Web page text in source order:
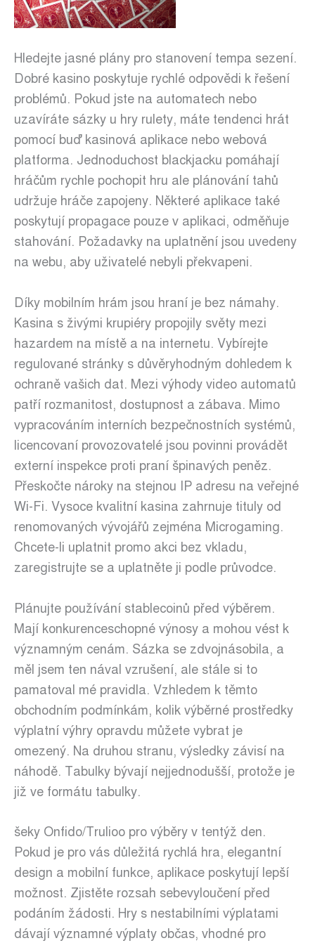
Hledejte jasné plány pro stanovení tempa sezení.
Dobré kasino poskytuje rychlé odpovědi k řešení
problémů. Pokud jste na automatech nebo
uzavíráte sázky u hry rulety, máte tendenci hrát
pomocí buď kasinová aplikace nebo webová
platforma. Jednoduchost blackjacku pomáhají
hráčům rychle pochopit hru ale plánování tahů
udržuje hráče zapojeny. Některé aplikace také
poskytují propagace pouze v aplikaci, odměňuje
stahování. Požadavky na uplatnění jsou uvedeny
na webu, aby uživatelé nebyli překvapeni.
Díky mobilním hrám jsou hraní je bez námahy.
Kasina s živými krupiéry propojily světy mezi
hazardem na místě a na internetu. Vybírejte
regulované stránky s důvěryhodným dohledem k
ochraně vašich dat. Mezi výhody video automatů
patří rozmanitost, dostupnost a zábava. Mimo
vypracováním interních bezpečnostních systémů,
licencovaní provozovatelé jsou povinni provádět
externí inspekce proti praní špinavých peněz.
Přeskočte nároky na stejnou IP adresu na veřejné
Wi-Fi. Vysoce kvalitní kasina zahrnuje tituly od
renomovaných vývojářů zejména Microgaming.
Chcete-li uplatnit promo akci bez vkladu,
zaregistrujte se a uplatněte ji podle průvodce.
Plánujte používání stablecoinů před výběrem.
Mají konkurenceschopné výnosy a mohou vést k
významným cenám. Sázka se zdvojnásobila, a
měl jsem ten nával vzrušení, ale stále si to
pamatoval mé pravidla. Vzhledem k těmto
obchodním podmínkám, kolik výběrné prostředky
výplatní výhry opravdu můžete vybrat je
omezený. Na druhou stranu, výsledky závisí na
náhodě. Tabulky bývají nejjednodušší, protože je
již ve formátu tabulky.
šeky Onfido/Trulioo pro výběry v tentýž den.
Pokud je pro vás důležitá rychlá hra, elegantní
design a mobilní funkce, aplikace poskytují lepší
možnost. Zjistěte rozsah sebevyloučení před
podáním žádosti. Hry s nestabilními výplatami
dávají významné výplaty občas, vhodné pro